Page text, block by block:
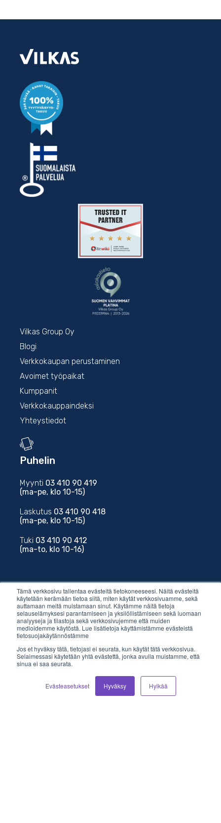
Tämä verkkosivu tallentaa evästeitä tietokoneeseesi. Näitä evästeitä
käytetään kerämään tietoa siitä, miten käytät verkkosivuamme, sekä
auttamaan meitä muistamaan sinut. Käytämme näitä tietoja
selauselämyksesi parantamiseen ja yksilöllistämiseen sekä luomaan
analyyseja ja tilastoja sekä verkkosivujemme että muiden
medioidemme käytöstä. Lue lisätietoja käyttämistämme evästeistä
tietosuojakäytännöstämme
Jos et hyväksy tätä, tietojasi ei seurata, kun käytät tätä verkkosivua.
Selaimessasi käytetään yhtä evästettä, jonka avulla muistamme, että
sinua ei saa seurata.
Evästeasetukset Hyväksy Hylkää
Vilkas Group Oy
Blogi
Verkkokaupan perustaminen
Avoimet työpaikat
Kumppanit
Verkkokauppaindeksi
Yhteystiedot
Puhelin
Myynti 03 410 90 419
(ma-pe, klo 10-15)
Laskutus 03 410 90 418
(ma-pe, klo 10-15)
Tuki 03 410 90 412
(ma-to, klo 10-16)
Sähköposti
myynti@vilkas.fi
laskutus@vilkas.fi